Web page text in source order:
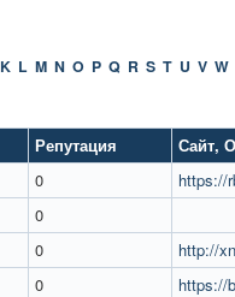
K L M N O P Q R S T U V W
Репутация Сайт,
0 https://
0
0 http://
0 https://